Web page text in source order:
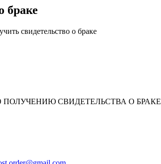
браке
свидетельство о браке
СВИДЕТЕЛЬСТВА О БРАКЕ